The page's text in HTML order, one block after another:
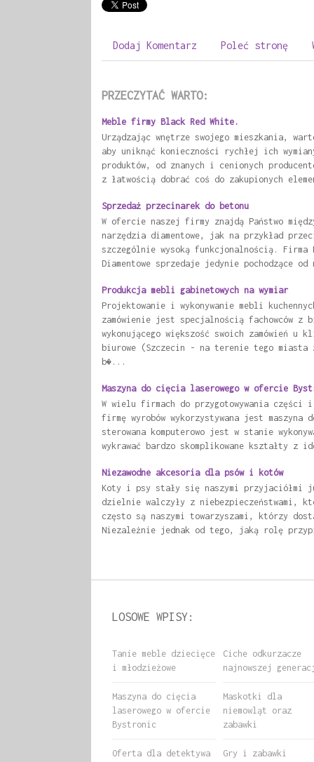
Dodaj Komentarz Poleć stronę
PRZECZYTAĆ WARTO:
Meble firmy Black Red White.
Urządzając wnętrze swojego mieszkania,
aby uniknąć konieczności rychłej ich
produktów, od znanych i cenionych
z łatwością dobrać coś do zakupionych
Sprzedaż przecinarek do betonu
W ofercie naszej firmy znajdą Państwo
narzędzia diamentowe, jak na przykład
szczególnie wysoką funkcjonalnością. Firma
Diamentowe sprzedaje jedynie pochodzące
Produkcja mebli gabinetowych na wymiar
Projektowanie i wykonywanie mebli
zamówienie jest specjalnością fachowców z
wykonującego większość swoich zamówień u
biurowe (Szczecin - na terenie tego
b�...
Maszyna do cięcia laserowego w ofercie
W wielu firmach do przygotowywania części i
firmę wyrobów wykorzystywana jest maszyna
sterowana komputerowo jest w stanie
wykrawać bardzo skomplikowane kształty z
Niezawodne akcesoria dla psów i kotów
Koty i psy stały się naszymi przyjaciółmi
dzielnie walczyły z niebezpieczeństwami,
często są naszymi towarzyszami, którzy
Niezależnie jednak od tego, jaką rolę
LOSOWE WPISY:
Ciche odkurzacze
najnowszej
Tanie meble dziecięce
i młodzieżowe
Maskotki dla
niemowląt oraz
zabawki
Maszyna do cięcia
laserowego w ofercie
Bystronic
Gry i zabawki
Oferta dla detektywa